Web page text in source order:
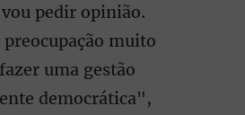
pedir opinião.
muito
uma gestão
democrática",